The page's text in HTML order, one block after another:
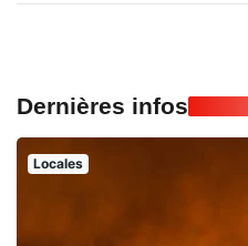
Dernières infos
Locales